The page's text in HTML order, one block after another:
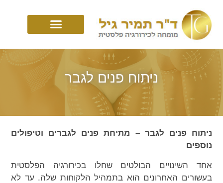
ניתוח פנים לגבר
ניתוח פנים לגבר – מתיחת פנים לגברים וטיפולים
נוספים
אחד השינויים הבולטים שחלו בכירורגיה הפלסטית
בעשורים האחרונים הוא בתמהיל הלקוחות שלה. עד לא